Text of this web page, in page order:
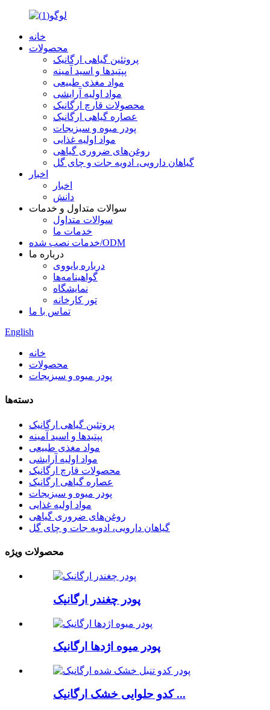
خانه
محصولات
پروتئین گیاهی ارگانیک
پپتیدها و اسید آمینه
مواد مغذی طبیعی
مواد اولیه آرایشی
محصولات قارچ ارگانیک
عصاره گیاهی ارگانیک
پودر میوه و سبزیجات
مواد اولیه غذایی
روغن‌های ضروری گیاهی
گیاهان دارویی، ادویه جات و چای گل
اخبار
اخبار
دانش
سوالات متداول و خدمات
سوالات متداول
خدمات ما
خدمات نصب شده/ODM
درباره ما
درباره بایووی
گواهینامه‌ها
نمایشگاه
تور کارخانه
تماس با ما
English
خانه
محصولات
پودر میوه و سبزیجات
دسته‌ها
پروتئین گیاهی ارگانیک
پپتیدها و اسید آمینه
مواد مغذی طبیعی
مواد اولیه آرایشی
محصولات قارچ ارگانیک
عصاره گیاهی ارگانیک
پودر میوه و سبزیجات
مواد اولیه غذایی
روغن‌های ضروری گیاهی
گیاهان دارویی، ادویه جات و چای گل
محصولات ویژه
پودر چغندر ارگانیک
پودر میوه اژدها ارگانیک
کدو حلوایی خشک ارگانیک ...